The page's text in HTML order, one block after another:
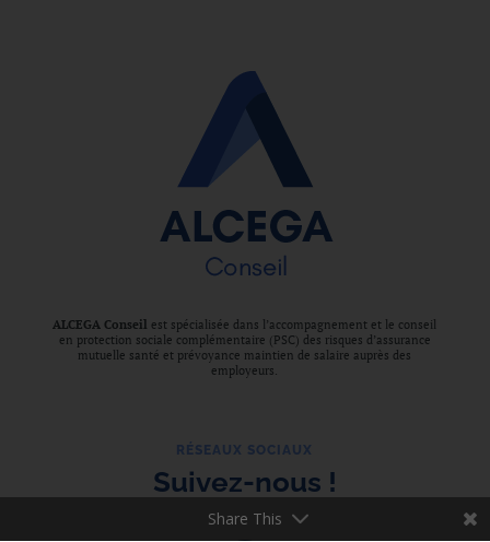
ALCEGA Conseil est spécialisée dans l’accompagnement et le conseil
en protection sociale complémentaire (PSC) des risques d’assurance
mutuelle santé et prévoyance maintien de salaire auprès des
employeurs.
RÉSEAUX SOCIAUX
Suivez-nous !
Share This